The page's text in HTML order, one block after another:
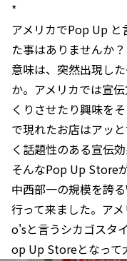
*
アメリカでPop Up と
た事はありませんか？
意味は、突然出現し
か。アメリカでは宣
くりさせたり興味を
で現れたお店はアッ
く話題性のある宣伝
そんなPop Up Store
中西部一の規模を誇
行って来ました。ア
o'sと言うシカゴスタ
op Up Storeとなって